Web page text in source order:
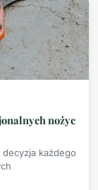
nożyc
każdego